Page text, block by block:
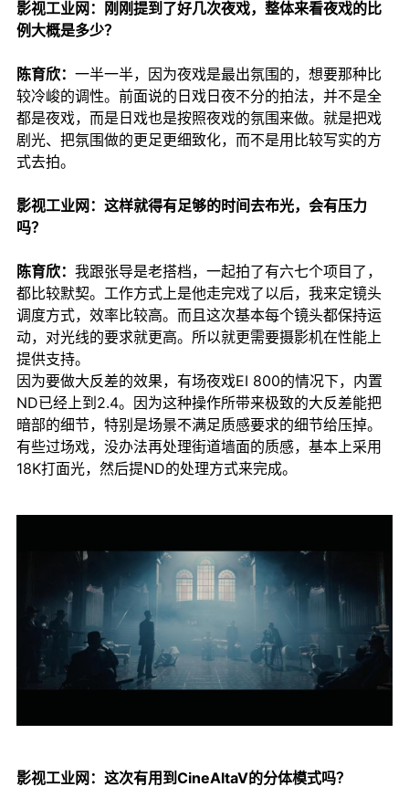
影视工业网：刚刚提到了好几次夜戏，整体来看夜戏的比
例大概是多少？
陈育欣： 一半一半，因为夜戏是最出氛围的，想要那种比
较冷峻的调性。前面说的日戏日夜不分的拍法，并不是全
都是夜戏，而是日戏也是按照夜戏的氛围来做。就是把戏
剧光、把氛围做的更足更细致化，而不是用比较写实的方
式去拍。
影视工业网：这样就得有足够的时间去布光，会有压力
吗？
陈育欣： 我跟张导是老搭档，一起拍了有六七个项目了，
都比较默契。工作方式上是他走完戏了以后，我来定镜头
调度方式，效率比较高。而且这次基本每个镜头都保持运
动，对光线的要求就更高。所以就更需要摄影机在性能上
提供支持。
因为要做大反差的效果，有场夜戏EI 800的情况下，内置
ND已经上到2.4。因为这种操作所带来极致的大反差能把
暗部的细节，特别是场景不满足质感要求的细节给压掉。
有些过场戏，没办法再处理街道墙面的质感，基本上采用
18K打面光，然后提ND的处理方式来完成。
影视工业网：这次有用到CineAltaV的分体模式吗？